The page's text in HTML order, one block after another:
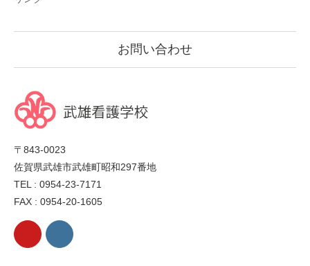
お問い合わせ
〒843-0023
佐賀県武雄市武雄町昭和297番地
TEL : 0954-23-7171
FAX : 0954-20-1605